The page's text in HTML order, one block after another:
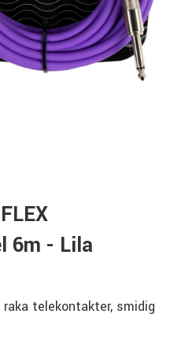
6m - Lila
telekontakter, smidig